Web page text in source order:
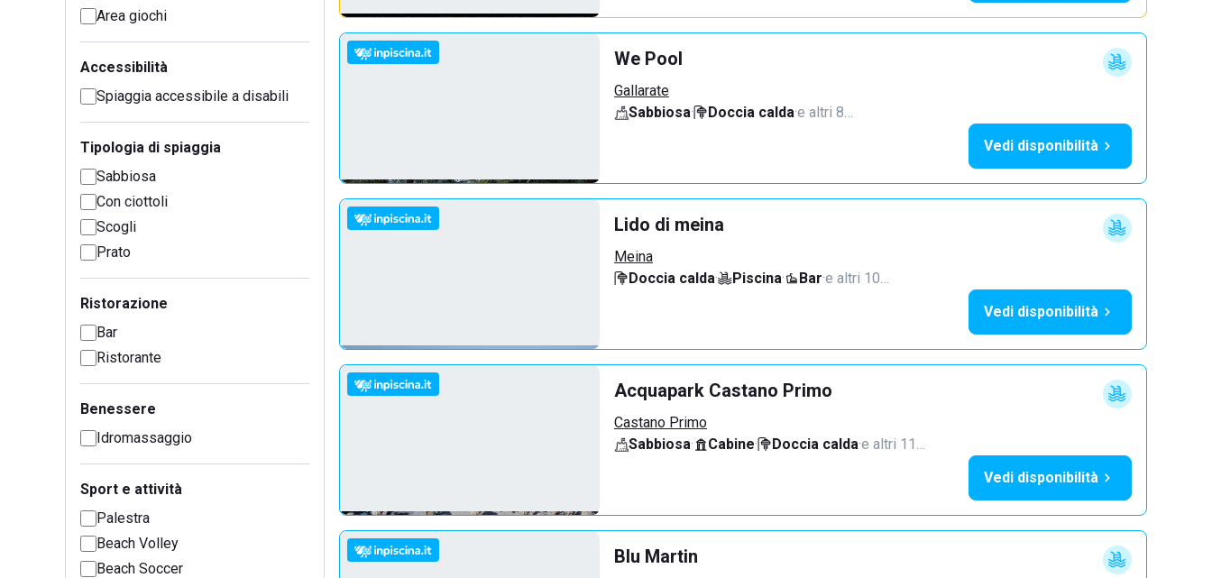
Area giochi
Accessibilità
Spiaggia accessibile a disabili
Tipologia di spiaggia
Sabbiosa
Con ciottoli
Scogli
Prato
Ristorazione
Bar
Ristorante
Benessere
Idromassaggio
Sport e attività
Palestra
Beach Volley
Beach Soccer
We Pool
Gallarate
Sabbiosa· Doccia calda·e altri 8…
Vedi disponibilità
Lido di meina
Meina
Doccia calda· Piscina· Bar·e altri 10…
Vedi disponibilità
Acquapark Castano Primo
Castano Primo
Sabbiosa· Cabine· Doccia calda·e altri 11…
Vedi disponibilità
Blu Martin